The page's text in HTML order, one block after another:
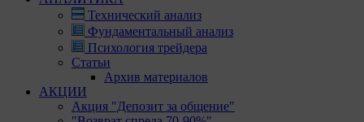
Технический анализ
Фундаментальный анализ
Психология трейдера
Статьи
Архив материалов
АКЦИИ
Акция "Депозит за общение"